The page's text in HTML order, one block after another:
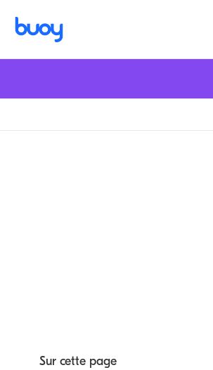
Sur cette page